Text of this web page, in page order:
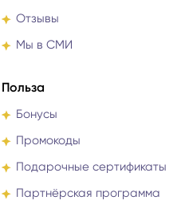
Отзывы
Мы в СМИ
Польза
Бонусы
Промокоды
Подарочные сертификаты
Партнёрская программа